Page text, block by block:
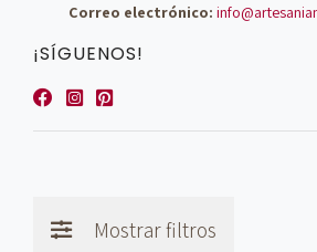
Mostrar filtros
Correo electrónico:
¡SÍGUENOS!
© Artesanía Nava - 2026